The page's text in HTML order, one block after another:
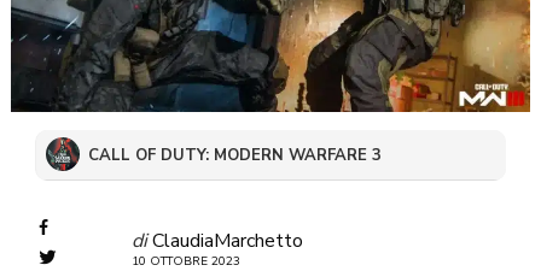
CALL OF DUTY: MODERN WARFARE 3
diClaudiaMarchetto
10 OTTOBRE 2023